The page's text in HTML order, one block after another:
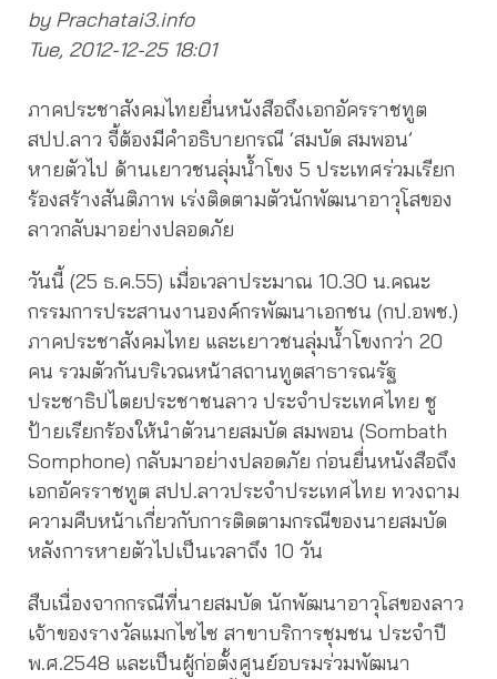
by Prachatai3.info
Tue, 2012-12-25 18:01
ภาคประชาสังคมไทยยื่นหนังสือถึงเอกอัครราชทูต
สปป.ลาว จี้ต้องมีคำอธิบายกรณี ‘สมบัด สมพอน’
หายตัวไป ด้านเยาวชนลุ่มน้ำโขง 5 ประเทศร่วมเรียก
ร้องสร้างสันติภาพ เร่งติดตามตัวนักพัฒนาอาวุโสของ
ลาวกลับมาอย่างปลอดภัย
วันนี้ (25 ธ.ค.55) เมื่อเวลาประมาณ 10.30 น.คณะ
กรรมการประสานงานองค์กรพัฒนาเอกชน (กป.อพช.)
ภาคประชาสังคมไทย และเยาวชนลุ่มน้ำโขงกว่า 20
คน รวมตัวกันบริเวณหน้าสถานทูตสาธารณรัฐ
ประชาธิปไตยประชาชนลาว ประจำประเทศไทย ชู
ป้ายเรียกร้องให้นำตัวนายสมบัด สมพอน (Sombath
Somphone) กลับมาอย่างปลอดภัย ก่อนยื่นหนังสือถึง
เอกอัครราชทูต สปป.ลาวประจำประเทศไทย ทวงถาม
ความคืบหน้าเกี่ยวกับการติดตามกรณีของนายสมบัด
หลังการหายตัวไปเป็นเวลาถึง 10 วัน
สืบเนื่องจากกรณีที่นายสมบัด นักพัฒนาอาวุโสของลาว
เจ้าของรางวัลแมกไซไซ สาขาบริการชุมชน ประจำปี
พ.ศ.2548 และเป็นผู้ก่อตั้งศูนย์อบรมร่วมพัฒนา